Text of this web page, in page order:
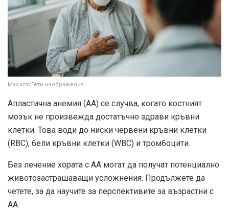
Маскот/Гети изображения
Апластична анемия (АА) се случва, когато костният
мозък не произвежда достатъчно здрави кръвни
клетки. Това води до ниски червени кръвни клетки
(RBC), бели кръвни клетки (WBC) и тромбоцити.
Без лечение хората с АА могат да получат потенциално
животозастрашаващи усложнения. Продължете да
четете, за да научите за перспективите за възрастни с
АА.